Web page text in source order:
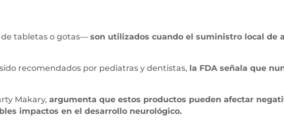
tabletas o gotas—son utilizados cuando el suministro local de
recomendados por pediatras y dentistas, la FDA señala que
Makary,argumenta que estos productos pueden afectar
impactos en el desarrollo neurológico.